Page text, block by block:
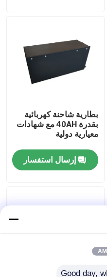
كهربائية
بطارية شاحنة كهربائية
بقدرة 40AH مع شهادات
معيارية دولية
إرسال استفسار
Good day,